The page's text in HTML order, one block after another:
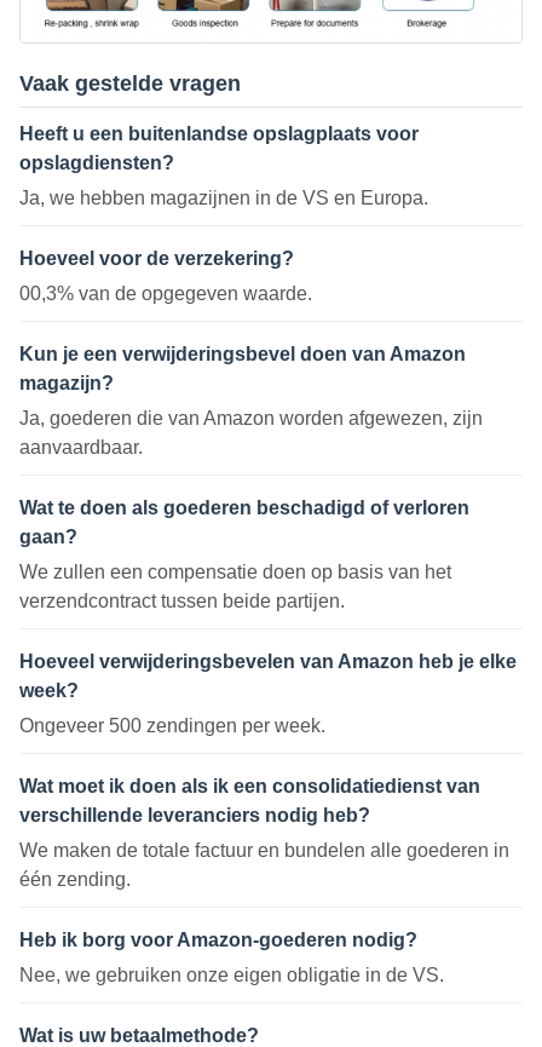
Vaak gestelde vragen
Heeft u een buitenlandse opslagplaats voor
opslagdiensten?
Ja, we hebben magazijnen in de VS en Europa.
Hoeveel voor de verzekering?
00,3% van de opgegeven waarde.
Kun je een verwijderingsbevel doen van Amazon
magazijn?
Ja, goederen die van Amazon worden afgewezen, zijn
aanvaardbaar.
Wat te doen als goederen beschadigd of verloren
gaan?
We zullen een compensatie doen op basis van het
verzendcontract tussen beide partijen.
Hoeveel verwijderingsbevelen van Amazon heb je elke
week?
Ongeveer 500 zendingen per week.
Wat moet ik doen als ik een consolidatiedienst van
verschillende leveranciers nodig heb?
We maken de totale factuur en bundelen alle goederen in
één zending.
Heb ik borg voor Amazon-goederen nodig?
Nee, we gebruiken onze eigen obligatie in de VS.
Wat is uw betaalmethode?